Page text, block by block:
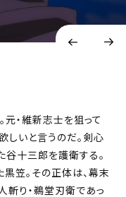
・維新志士を狙って
しいと言うのだ。剣心
十三郎を護衛する。
笠。その正体は、幕末
り・鵜堂刃衛であっ